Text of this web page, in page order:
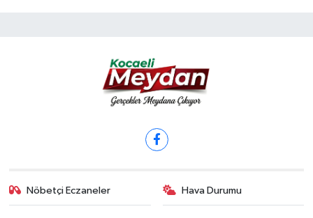
Nöbetçi Eczaneler Hava Durumu